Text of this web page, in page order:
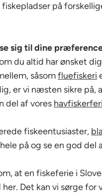
på
sig til dine
du altid har ønsket
såsomfluefiskeri
er vi næsten sikre på,
del af vores
fiskeentusiaster,
på og se en god del
at en fiskeferie i
Det kan vi sørge for